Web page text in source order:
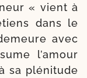
« vient à
dans le
avec
l’amour
sa plé­ni­tude